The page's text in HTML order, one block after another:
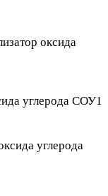
оксида
углерода СОУ1
углерода